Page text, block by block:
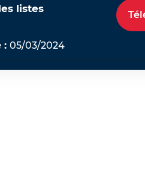
listes
: 05/03/2024